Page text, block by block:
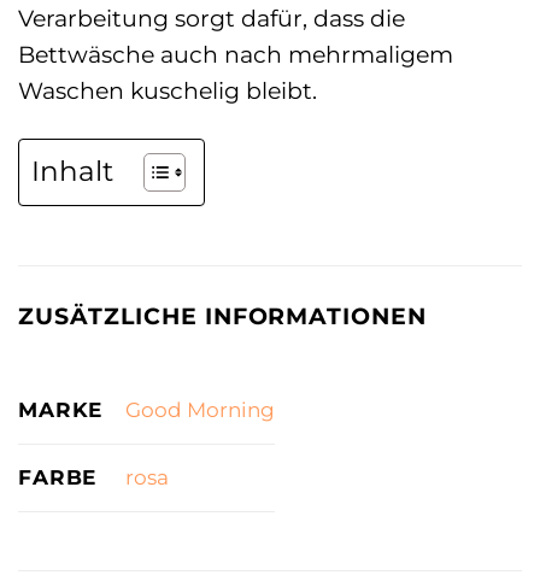
Verarbeitung sorgt dafür, dass die
Bettwäsche auch nach mehrmaligem
Waschen kuschelig bleibt.
Inhalt
ZUSÄTZLICHE INFORMATIONEN
MARKE Good Morning
FARBE rosa